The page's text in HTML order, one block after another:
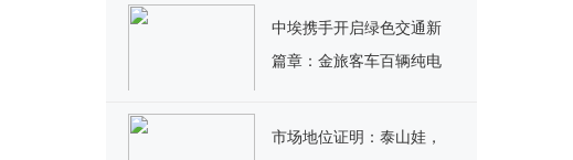
中埃携手开启绿色交通新
篇章：金旅客车百辆纯电
市场地位证明：泰山娃，